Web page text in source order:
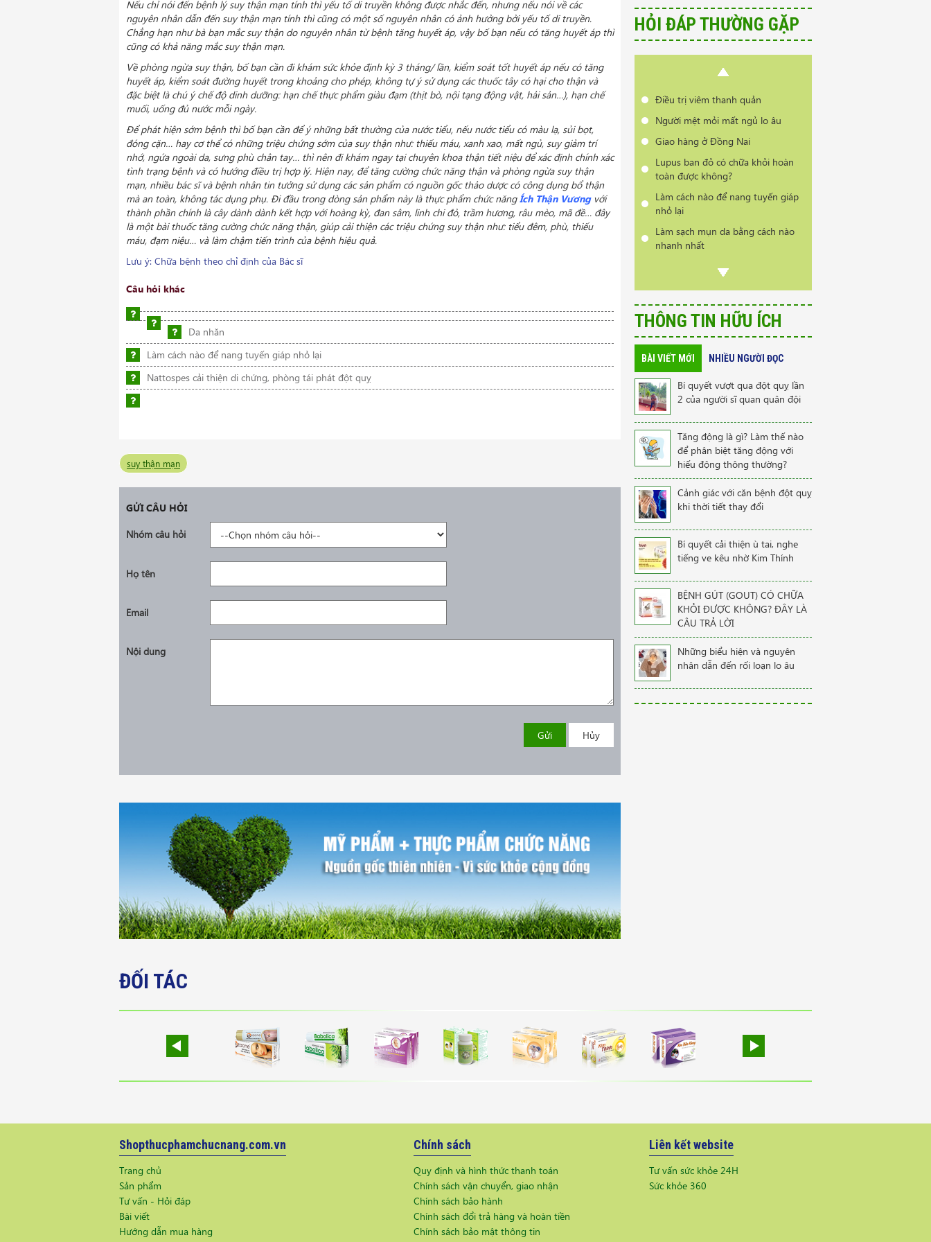
Nếu chỉ nói đến bệnh lý suy thận mạn tính thì yếu tố di truyền không được nhắc đến, nhưng nếu nói về các
nguyên nhân dẫn đến suy thận mạn tính thì cũng có một số nguyên nhân có ảnh hưởng bởi yếu tố di truyền.
Chẳng hạn như bà bạn mắc suy thận do nguyên nhân từ bệnh tăng huyết áp, vậy bố bạn nếu có tăng huyết áp thì
cũng có khả năng mắc suy thận mạn.
Về phòng ngừa suy thận, bố bạn cần đi khám sức khỏe định kỳ 3 tháng/ lần, kiểm soát tốt huyết áp nếu có tăng
huyết áp, kiểm soát đường huyết trong khoảng cho phép, không tự ý sử dụng các thuốc tây có hại cho thận và
đặc biệt là chú ý chế độ dinh dưỡng: hạn chế thực phẩm giàu đạm (thịt bò, nội tạng động vật, hải sản…), hạn chế
muối, uống đủ nước mỗi ngày.
Để phát hiện sớm bệnh thì bố bạn cần để ý những bất thường của nước tiểu, nếu nước tiểu có màu lạ, sủi bọt,
đóng cặn… hay cơ thể có những triệu chứng sớm của suy thận như: thiếu máu, xanh xao, mất ngủ, suy giảm trí
nhớ, ngứa ngoài da, sưng phù chân tay… thì nên đi khám ngay tại chuyên khoa thận tiết niệu để xác định chính xác
tình trạng bệnh và có hướng điều trị hợp lý. Hiện nay, để tăng cường chức năng thận và phòng ngừa suy thận
mạn, nhiều bác sĩ và bệnh nhân tin tưởng sử dụng các sản phẩm có nguồn gốc thảo dược có công dụng bổ thận
mà an toàn, không tác dụng phụ. Đi đầu trong dòng sản phẩm này là thực phẩm chức năng Ích Thận Vươngvới
thành phần chính là cây dành dành kết hợp với hoàng kỳ, đan sâm, linh chi đỏ, trầm hương, râu mèo, mã đề… đây
là một bài thuốc tăng cường chức năng thận, giúp cải thiện các triệu chứng suy thận như: tiểu đêm, phù, thiếu
máu, đạm niệu… và làm chậm tiến trình của bệnh hiệu quả.
Lưu ý: Chữa bệnh theo chỉ định của Bác sĩ
Câu hỏi khác
Da nhăn
Làm cách nào để nang tuyến giáp nhỏ lại
Nattospes cải thiện di chứng, phòng tái phát đột quỵ
suy thận mạn
GỬI CÂU HỎI
Nhóm câu hỏi
Họ tên
Email
Nội dung
Gửi Hủy
HỎI ĐÁP THƯỜNG GẶP
nhanh nhất
Có phải bị thoái hóa cột sống khi
đổi thời tiết?
Cần tư vấn sản phẩm trị vẩy nến
Điều trị viêm thanh quản
Người mệt mỏi mất ngủ lo âu
Giao hàng ở Đồng Nai
Lupus ban đỏ có chữa khỏi hoàn
toàn được không?
Làm cách nào để nang tuyến giáp
nhỏ lại
Làm sạch mụn da bằng cách nào
nhanh nhất
Có phải bị thoái hóa cột sống khi
THÔNG TIN HỮU ÍCH
BÀI VIẾT MỚI NHIỀU NGƯỜI ĐỌC
Bí quyết vượt qua đột quỵ lần
2 của người sĩ quan quân đội
Tăng động là gì? Làm thế nào
để phân biệt tăng động với
hiếu động thông thường?
Cảnh giác với căn bệnh đột quỵ
khi thời tiết thay đổi
Bí quyết cải thiện ù tai, nghe
tiếng ve kêu nhờ Kim Thính
BỆNH GÚT (GOUT) CÓ CHỮA
KHỎI ĐƯỢC KHÔNG? ĐÂY LÀ
CÂU TRẢ LỜI
Những biểu hiện và nguyên
nhân dẫn đến rối loạn lo âu
ĐỐI TÁC
Shopthucphamchucnang.com.vn
Trang chủ
Sản phẩm
Tư vấn - Hỏi đáp
Bài viết
Hướng dẫn mua hàng
Chính sách
Quy định và hình thức thanh toán
Chính sách vận chuyển, giao nhận
Chính sách bảo hành
Chính sách đổi trả hàng và hoàn tiền
Chính sách bảo mật thông tin
Liên kết website
Tư vấn sức khỏe 24H
Sức khỏe 360